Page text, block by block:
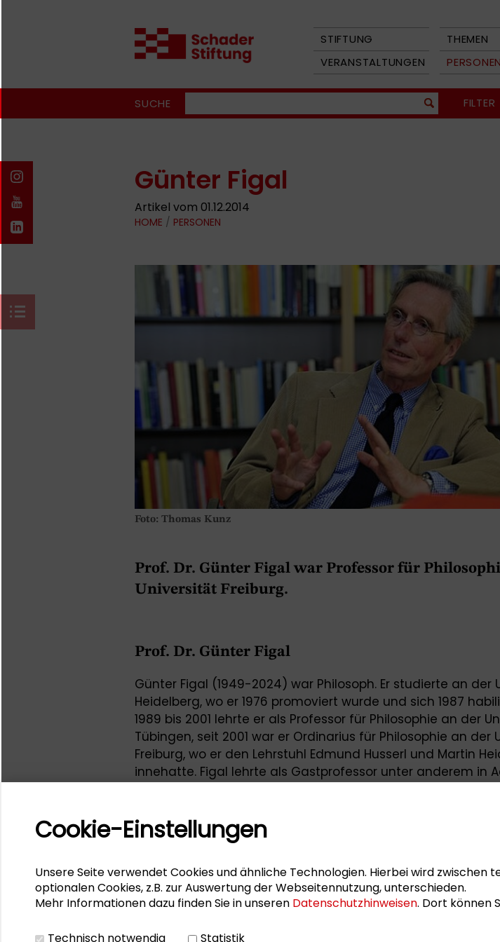
STIFTUNG THEMEN
VERANSTALTUNGEN
PERSONEN
SUCHE FILTER
Günter Figal
Artikel vom 01.12.2014
HOME / PERSONEN
Foto: Thomas Kunz
Prof. Dr. Günter Figal war Professor für
Universität Freiburg.
Prof. Dr. Günter Figal
Günter Figal (1949-2024) war Philosoph. Er studierte an der
Heidelberg, wo er 1976 promoviert wurde und sich 1987
1989 bis 2001 lehrte er als Professor für Philosophie an der
Tübingen, seit 2001 war er Ordinarius für Philosophie an der
Freiburg, wo er den Lehrstuhl Edmund Husserl und Martin
innehatte. Figal lehrte als Gastprofessor unter anderem in
zweiter Sprecher des Sonderforschungsbereichs „Muße.
Räume, Figuren“ an der Universität Freiburg. Er war
Prof. Dr. Günter Figal hielt am 1. Dezember 2014 die
„Bedeutung von Muße für ein gutes Leben“im Rahmen des
Cookie-Einstellungen
Unsere Seite verwendet Cookies und ähnliche Technologien. Hierbei wird
optionalen Cookies, z.B. zur Auswertung der Webseitennutzung, unterschieden.
Mehr Informationen dazu finden Sie in unseren Datenschutzhinweisen. Dort können
Technisch notwendig Statistik